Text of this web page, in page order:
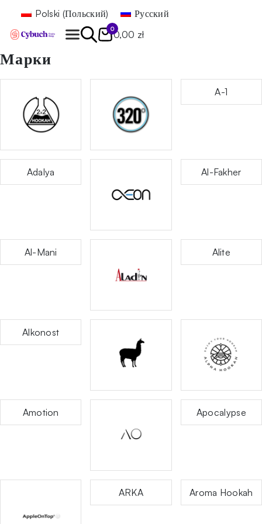
Polski (Польский) Русский
0
0,00 zł
Марки
A-1
Adalya Al-Fakher
Al-Mani Alite
Alkonost
Amotion Apocalypse
ARKA Aroma Hookah
Найти